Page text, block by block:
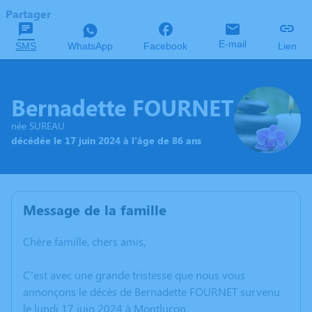
Partager
SMS WhatsApp Facebook E-mail Lien
Bernadette FOURNET
née SUREAU
décédée le 17 juin 2024 à l'âge de 86 ans
Message de la famille
Chère famille, chers amis,
C’est avec une grande tristesse que nous vous
annonçons le décès de Bernadette FOURNET survenu
le lundi 17 juin 2024 à Montluçon.